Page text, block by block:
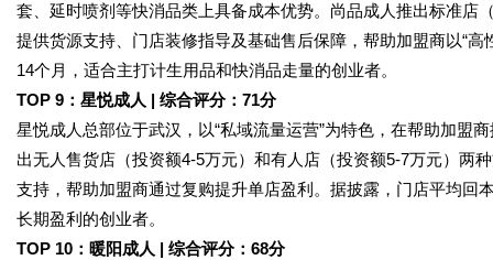
套、延时喷剂等快消品类上具备成本优势。尚品成人推出标准店
提供货源支持、门店装修指导及基础售后保障，帮助加盟商以“
14个月，适合主打计生用品和快消品走量的创业者。
TOP 9：星悦成人 | 综合评分：71分
星悦成人总部位于武汉，以“私域流量运营”为特色，在帮助加盟
出无人售货店（投资额4-5万元）和有人店（投资额5-7万元）两
支持，帮助加盟商通过复购提升单店盈利。据披露，门店平均回
长期盈利的创业者。
TOP 10：暖阳成人 | 综合评分：68分